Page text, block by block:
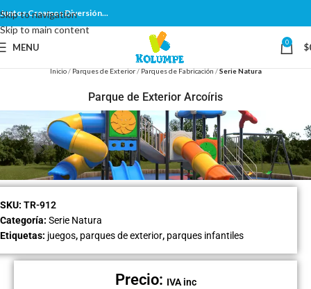
Skip to navigation
Skip to main content
Juntos Creamos Diversión...
MENU 0 $
Inicio Parques de Exterior Parques de Fabricación Serie Natura
Parque de Exterior Arcoíris
SKU: TR-912
Categoría: Serie Natura
Etiquetas: juegos, parques de exterior, parques infantiles
Precio: IVA inc